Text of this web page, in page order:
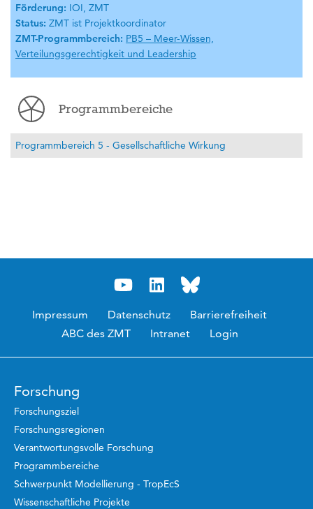
Förderung: IOI, ZMT
Status: ZMT ist Projektkoordinator
ZMT-Programmbereich: PB5 – Meer-Wissen,
Verteilungsgerechtigkeit und Leadership
Programmbereiche
Programmbereich 5 - Gesellschaftliche Wirkung
Impressum Datenschutz
Barrierefreiheit
ABC des ZMT
Intranet Login
Forschung
Forschungsziel
Forschungsregionen
Verantwortungsvolle Forschung
Programmbereiche
Schwerpunkt Modellierung - TropEcS
Wissenschaftliche Projekte